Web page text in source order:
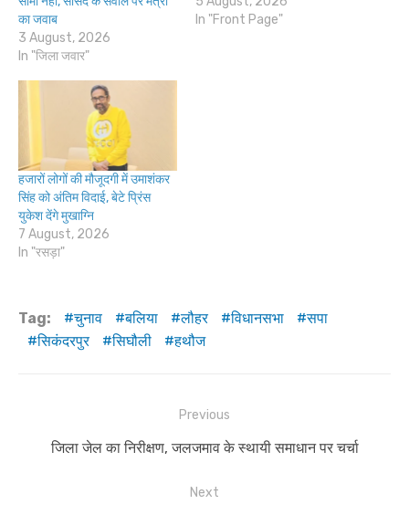
का जवाब
3 August, 2026
In "जिला जवार"
In "Front Page"
हजारों लोगों की मौजूदगी में उमाशंकर
सिंह को अंतिम विदाई, बेटे प्रिंस
युकेश देंगे मुखाग्नि
7 August, 2026
In "रसड़ा"
Tag: चुनाव बलिया लौहर विधानसभा
सपा
सिकंदरपुर
सिघौली हथौज
navigation
Previous
Previous
जिला जेल का निरीक्षण, जलजमाव के स्थायी समाधान पर चर्चा
Next